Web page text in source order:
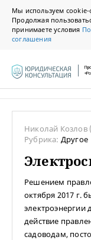
Мы используем
Продолжая
принимаете условия
соглашения
Николай Козлов
Рубрика: Другое
Решением
октября 2017 г.
электроэнергии
действие
садоводам,